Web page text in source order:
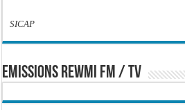
SICAP
EMISSIONS REWMI FM / TV